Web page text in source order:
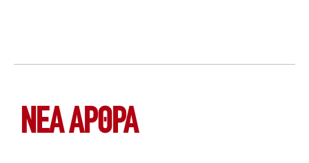
ΝΕΑ ΆΡΘΡΑ